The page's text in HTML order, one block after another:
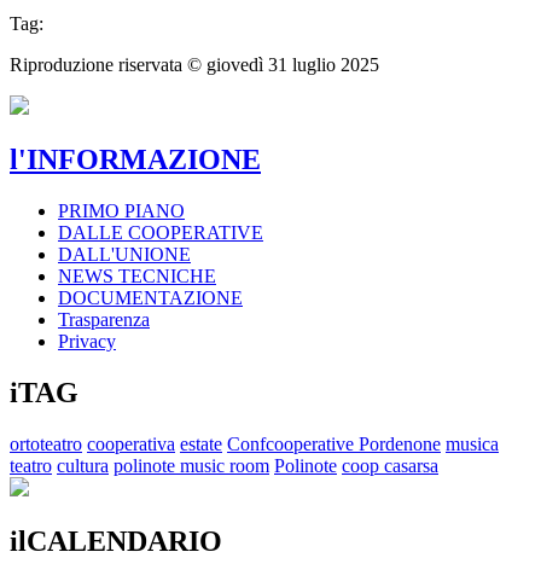
Tag:
Riproduzione riservata © giovedì 31 luglio 2025
l'INFORMAZIONE
PRIMO PIANO
DALLE COOPERATIVE
DALL'UNIONE
NEWS TECNICHE
DOCUMENTAZIONE
Trasparenza
Privacy
iTAG
ortoteatro cooperativa estate Confcooperative Pordenone musica
teatro cultura polinote music room Polinote coop casarsa
ilCALENDARIO